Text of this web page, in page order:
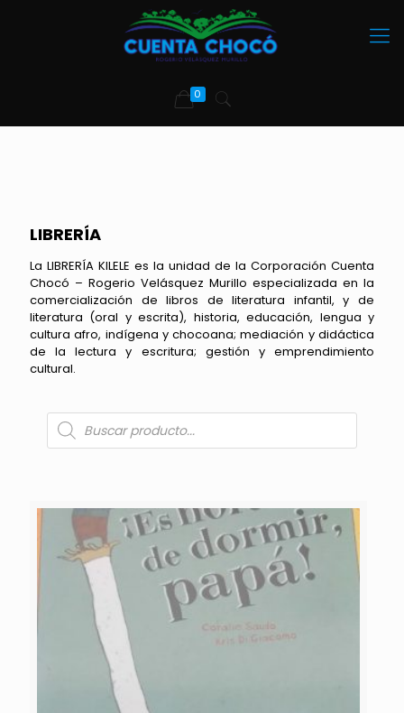
0
LIBRERÍA
La LIBRERÍA KILELE es la unidad de la Corporación Cuenta
Chocó – Rogerio Velásquez Murillo especializada en la
comercialización de libros de literatura infantil, y de
literatura (oral y escrita), historia, educación, lengua y
cultura afro, indígena y chocoana; mediación y didáctica
de la lectura y escritura; gestión y emprendimiento
cultural.
Búsqueda
de
productos